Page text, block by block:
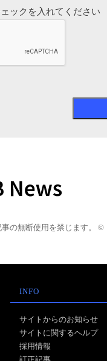
ックを入れてください
事の無断使用を禁じます。 ©
INFO
サイトからのお知らせ
サイトに関するヘルプ
採用情報